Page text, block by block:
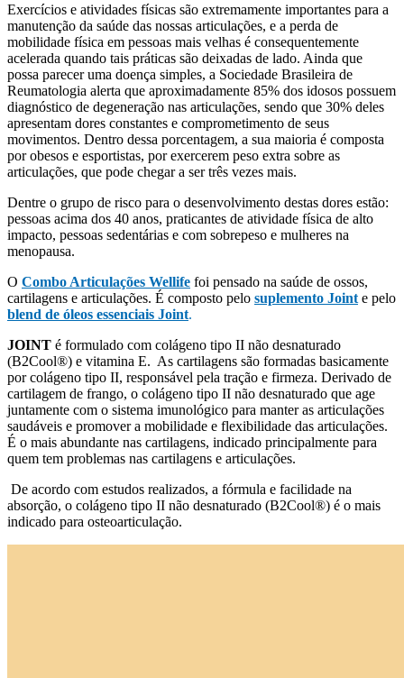
Exercícios e atividades físicas são extremamente importantes para a
manutenção da saúde das nossas articulações, e a perda de
mobilidade física em pessoas mais velhas é consequentemente
acelerada quando tais práticas são deixadas de lado. Ainda que
possa parecer uma doença simples, a Sociedade Brasileira de
Reumatologia alerta que aproximadamente 85% dos idosos possuem
diagnóstico de degeneração nas articulações, sendo que 30% deles
apresentam dores constantes e comprometimento de seus
movimentos. Dentro dessa porcentagem, a sua maioria é composta
por obesos e esportistas, por exercerem peso extra sobre as
articulações, que pode chegar a ser três vezes mais.
Dentre o grupo de risco para o desenvolvimento destas dores estão:
pessoas acima dos 40 anos, praticantes de atividade física de alto
impacto, pessoas sedentárias e com sobrepeso e mulheres na
menopausa.
O Combo Articulações Wellife foi pensado na saúde de ossos,
cartilagens e articulações. É composto pelo suplemento Joint e pelo
blend de óleos essenciais Joint.
JOINT é formulado com colágeno tipo II não desnaturado
(B2Cool®) e vitamina E. As cartilagens são formadas basicamente
por colágeno tipo II, responsável pela tração e firmeza. Derivado de
cartilagem de frango, o colágeno tipo II não desnaturado que age
juntamente com o sistema imunológico para manter as articulações
saudáveis e promover a mobilidade e flexibilidade das articulações.
É o mais abundante nas cartilagens, indicado principalmente para
quem tem problemas nas cartilagens e articulações.
De acordo com estudos realizados, a fórmula e facilidade na
absorção, o colágeno tipo II não desnaturado (B2Cool®) é o mais
indicado para osteoarticulação.